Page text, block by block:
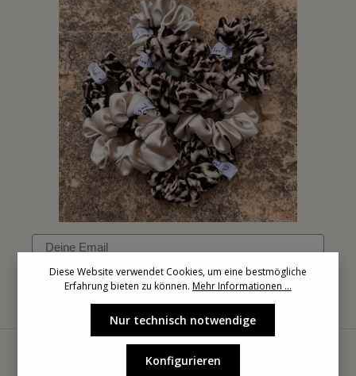
Email
Diese Website verwendet Cookies, um eine bestmögliche
Erfahrung bieten zu können. Mehr Informationen ...
Nur technisch notwendige
Konfigurieren